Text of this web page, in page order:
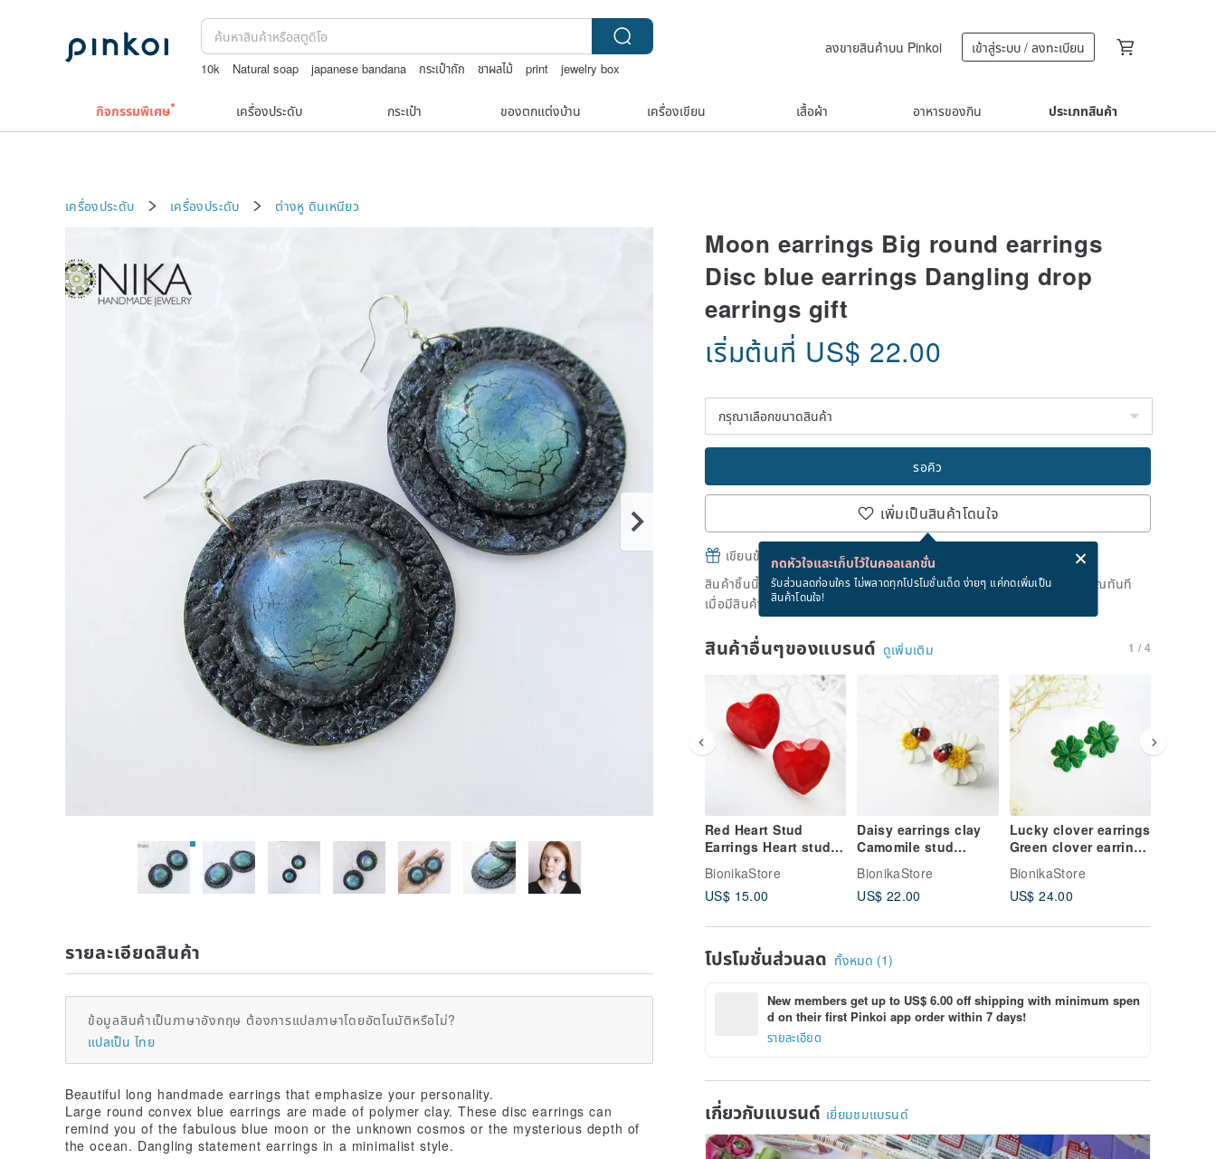
10k Natural soap japanese bandana กระเป๋าถัก ชาผลไม้ print
jewelry box
ลงขายสินค้าบน Pinkoi เข้าสู่ระบบ / ลงทะเบียน
กิจกรรมพิเศษ เครื่องประดับ กระเป๋า ของตกแต่งบ้าน เครื่องเขียน เสื้อผ้า อาหารของกิน ประเภทสินค้า
เครื่องประดับ เครื่องประดับ ต่างหู ดินเหนียว
Moon earrings Big round earrings
Disc blue earrings Dangling drop
earrings gift
เริ่มต้นที่ US$ 22.00
รอคิว
เพิ่มเป็นสินค้าโดนใจ
กดหัวใจและเก็บไว้ในคอลเลกชั่น
รับส่วนลดก่อนใคร ไม่พลาดทุกโปรโมชั่นเด็ด ง่ายๆ แค่กดเพิ่มเป็น
สินค้าโดนใจ!
เขียนข้อความและส่ง eCard ฟรีเมื่อซื้อสินค้า!
สินค้าชิ้นนี้ขายหมดแล้ว แต่คุณสามารถกดปุ่ม "รอคิว" และเราจะแจ้งเตือนคุณทันที
เมื่อมีสินค้าพร้อมขาย
สินค้าอื่นๆของแบรนด์ ดูเพิ่มเติม 1 / 4
Red Heart Stud
Earrings Heart studs
origami heart Small
heart
BionikaStore
US$ 15.00
Daisy earrings clay
Camomile stud
Daisy Flower
Ladybird earrings
BionikaStore
US$ 22.00
Lucky clover earrings
Green clover earrings
earrings Celtic
BionikaStore
US$ 24.00
โปรโมชั่นส่วนลด ทั้งหมด (1)
New members get up to US$ 6.00 off shipping with minimum spen
d on their first Pinkoi app order within 7 days!
รายละเอียด
เกี่ยวกับแบรนด์ เยี่ยมชมแบรนด์
รายละเอียดสินค้า
ข้อมูลสินค้าเป็นภาษาอังกฤษ ต้องการแปลภาษาโดยอัตโนมัติหรือไม่?
แปลเป็น ไทย
Beautiful long handmade earrings that emphasize your personality.
Large round convex blue earrings are made of polymer clay. These disc earrings can
remind you of the fabulous blue moon or the unknown cosmos or the mysterious depth of
the ocean. Dangling statement earrings in a minimalist style.